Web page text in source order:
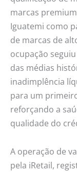
marcas
Iguatemi como
de marcas de
ocupação
das médias
inadimplência
para um
reforçando a
qualidade do
A operação de
pela iRetail,